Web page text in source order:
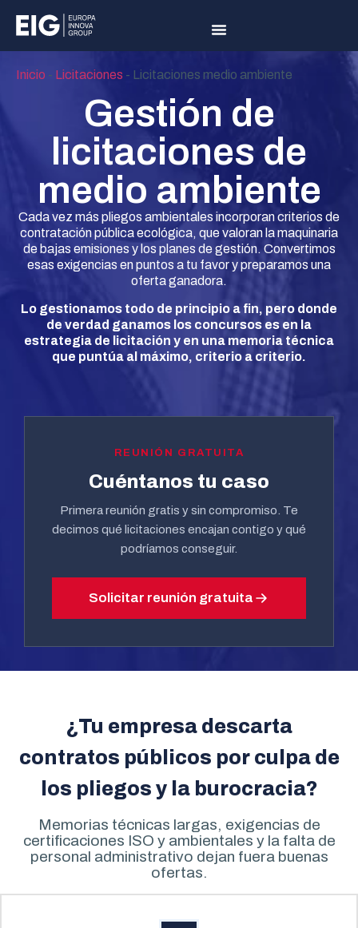
Inicio - Licitaciones - Licitaciones medio ambiente
Gestión de
licitaciones de
medio ambiente
Cada vez más pliegos ambientales incorporan criterios de
contratación pública ecológica, que valoran la maquinaria
de bajas emisiones y los planes de gestión. Convertimos
esas exigencias en puntos a tu favor y preparamos una
oferta ganadora.
Lo gestionamos todo de principio a fin, pero donde
de verdad ganamos los concursos es en la
estrategia de licitación y en una memoria técnica
que puntúa al máximo, criterio a criterio.
REUNIÓN GRATUITA
Cuéntanos tu caso
Primera reunión gratis y sin compromiso. Te
decimos qué licitaciones encajan contigo y qué
podríamos conseguir.
Solicitar reunión gratuita
¿Tu empresa descarta
contratos públicos por culpa de
los pliegos y la burocracia?
Memorias técnicas largas, exigencias de
certificaciones ISO y ambientales y la falta de
personal administrativo dejan fuera buenas
ofertas.